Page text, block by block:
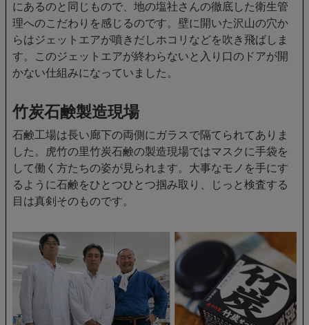
にあるのと同じもので、地の塩社さんの徹底した衛生管
理へのこだわりを感じるのです。壁に開いた沢山の穴か
らはジェットエアが噴きだしホコリなどを吹き飛ばしま
す。このジェットエアが終わらないと入り口のドアが開
かない仕組みになっていました。
竹炭石鹸製造現場
石鹸工場は長い廊下の両側にガラスで隔てられてありま
した。虎竹の里竹炭石鹸の製造現場ではマスクに手袋を
して働く方たちの姿が見られます。大事なモノを手にす
るように石鹸をひとつひとつ掴み取り、じっと検査する
目は真剣そのものです。